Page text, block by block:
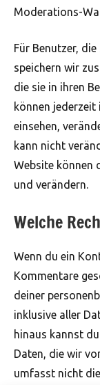
Moderations-
Für Benutzer,
speichern wir
die sie in ihren
können
einsehen,
kann nicht
Website können
und verändern.
Welche
Wenn du ein
Kommentare
deiner
inklusive aller
hinaus kannst
Daten, die wir
umfasst nicht